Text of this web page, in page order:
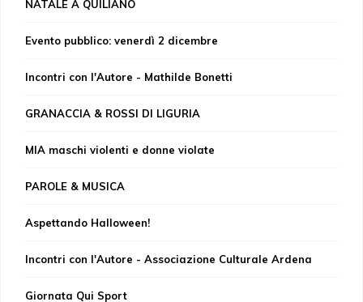
NATALE A QUILIANO
Evento pubblico: venerdì 2 dicembre
Incontri con l'Autore - Mathilde Bonetti
GRANACCIA & ROSSI DI LIGURIA
MIA maschi violenti e donne violate
PAROLE & MUSICA
Aspettando Halloween!
Incontri con l'Autore - Associazione Culturale Ardena
Giornata Qui Sport